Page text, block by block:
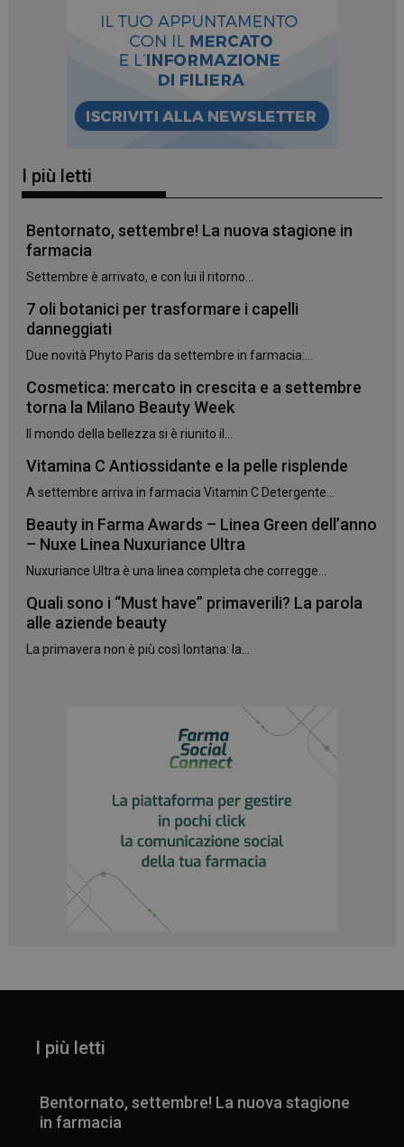
I più letti
Bentornato, settembre! La nuova stagione in
farmacia
Settembre è arrivato, e con lui il ritorno...
7 oli botanici per trasformare i capelli
danneggiati
Due novità Phyto Paris da settembre in farmacia:...
Cosmetica: mercato in crescita e a settembre
torna la Milano Beauty Week
Il mondo della bellezza si è riunito il...
Vitamina C Antiossidante e la pelle risplende
A settembre arriva in farmacia Vitamin C Detergente...
Beauty in Farma Awards – Linea Green dell’anno
– Nuxe Linea Nuxuriance Ultra
Nuxuriance Ultra è una linea completa che corregge...
Quali sono i “Must have” primaverili? La parola
alle aziende beauty
La primavera non è più così lontana: la...
I più letti
Bentornato, settembre! La nuova stagione
in farmacia
.panoramacosmetico.it
_ga_YJ0035S3E9 .panoramacosmetico.it
CookieScriptConsent
CookieScript